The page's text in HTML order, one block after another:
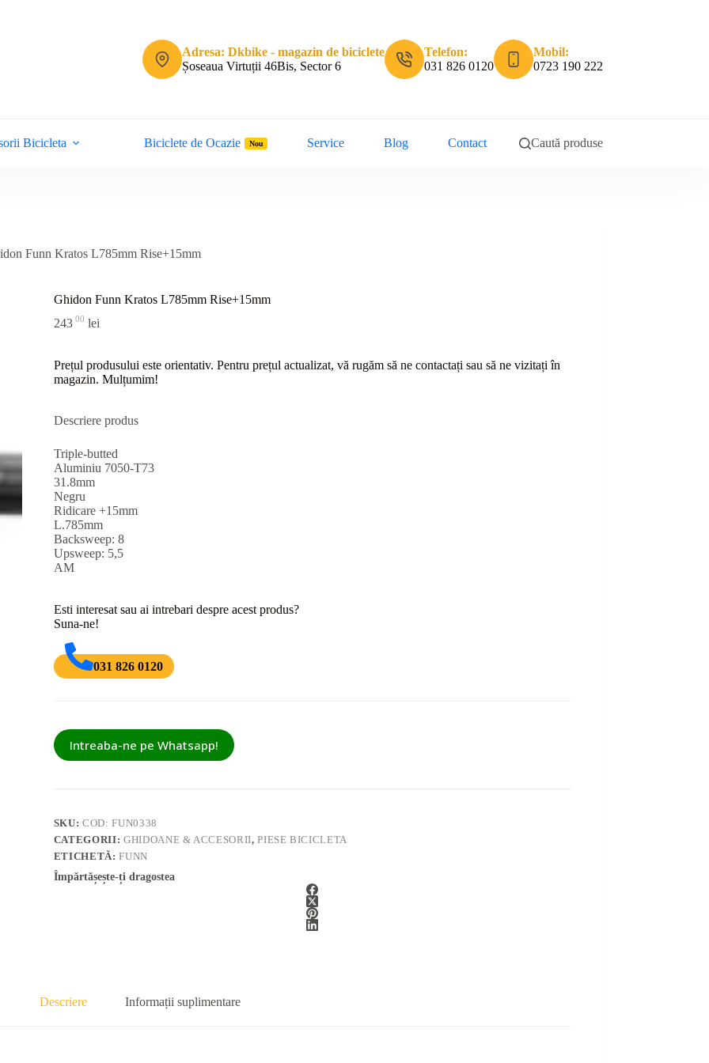
Adresa: Dkbike - magazin de biciclete
Șoseaua Virtuții 46Bis, Sector 6
Telefon:
031 826 0120
Mobil:
0723 190 222
Bicicleta Biciclete de Ocazie Nou Service Blog Contact Caută produse
Funn Kratos L785mm Rise+15mm
Ghidon Funn Kratos L785mm Rise+15mm
243 00 lei
Prețul produsului este orientativ. Pentru prețul actualizat, vă rugăm să ne contactați sau să ne vizitați în
magazin. Mulțumim!
Descriere produs
Triple-butted
Aluminiu 7050-T73
31.8mm
Negru
Ridicare +15mm
L.785mm
Backsweep: 8
Upsweep: 5,5
AM
Esti interesat sau ai intrebari despre acest produs?
Suna-ne!
031 826 0120
Intreaba-ne pe Whatsapp!
SKU:COD: FUN0338
CATEGORII: GHIDOANE & ACCESORII,PIESE BICICLETA
ETICHETĂ:FUNN
Împărtășește-ți dragostea
Descriere Informații suplimentare